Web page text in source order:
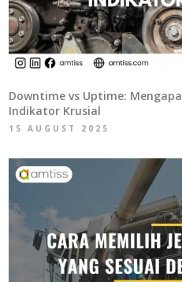
Downtime vs Uptime:
Indikator Krusial
15 AUGUST 2025